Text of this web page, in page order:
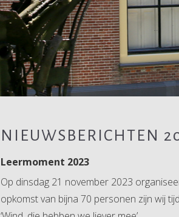
NIEUWSBERICHTEN
Leermoment 2023
Op dinsdag 21 november 2023
opkomst van bijna 70 personen zijn wij